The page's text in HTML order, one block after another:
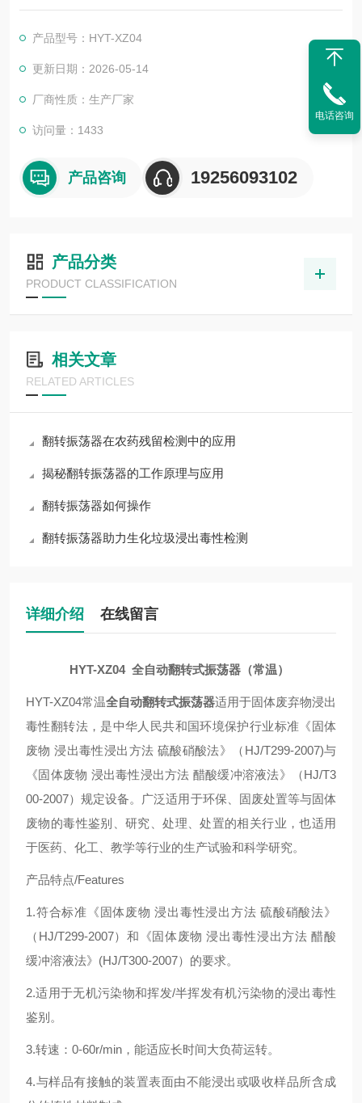
J/T300-2007规定设备
产品型号：HYT-XZ04
更新日期：2026-05-14
厂商性质：生产厂家
访问量：1433
产品咨询 19256093102
产品分类
PRODUCT CLASSIFICATION
相关文章
RELATED ARTICLES
翻转振荡器在农药残留检测中的应用
揭秘翻转振荡器的工作原理与应用
翻转振荡器如何操作
翻转振荡器助力生化垃圾浸出毒性检测
详细介绍 在线留言
HYT-XZ04 全自动翻转式振荡器（常温）
HYT-XZ04常温全自动翻转式振荡器适用于固体废弃物浸出
毒性翻转法，是中华人民共和国环境保护行业标准《固体
废物 浸出毒性浸出方法 硫酸硝酸法》（HJ/T299-2007)与
《固体废物 浸出毒性浸出方法 醋酸缓冲溶液法》（HJ/T3
00-2007）规定设备。广泛适用于环保、固废处置等与固体
废物的毒性鉴别、研究、处理、处置的相关行业，也适用
于医药、化工、教学等行业的生产试验和科学研究。
产品特点/Features
1.符合标准《固体废物 浸出毒性浸出方法 硫酸硝酸法》
（HJ/T299-2007）和《固体废物 浸出毒性浸出方法 醋酸
缓冲溶液法》(HJ/T300-2007）的要求。
2.适用于无机污染物和挥发/半挥发有机污染物的浸出毒性
鉴别。
3.转速：0-60r/min，能适应长时间大负荷运转。
4.与样品有接触的装置表面由不能浸出或吸收样品所含成
电话咨询